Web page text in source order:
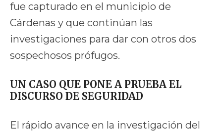
fue capturado en el municipio de
Cárdenas y que continúan las
investigaciones para dar con otros dos
sospechosos prófugos.
UN CASO QUE PONE A PRUEBA EL
DISCURSO DE SEGURIDAD
El rápido avance en la investigación del